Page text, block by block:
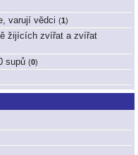
varují vědci (1)
žijících zvířat a zvířat
supů (0)